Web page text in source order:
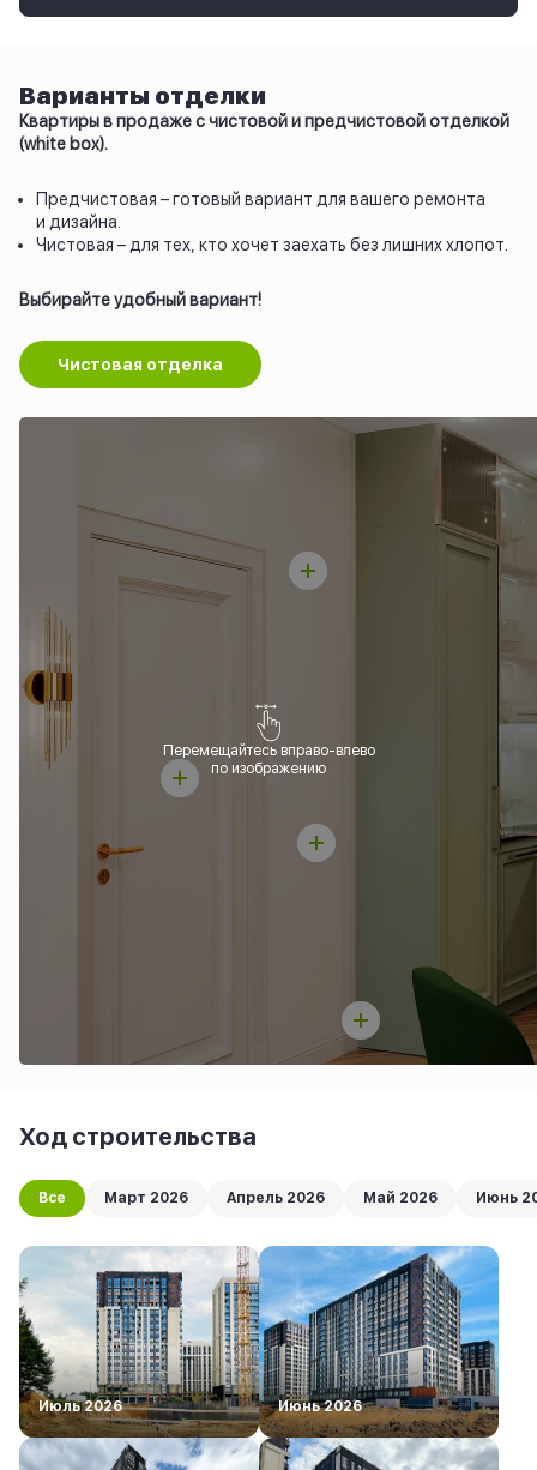
Варианты отделки
Квартиры в продаже с чистовой и предчистовой отделкой
(white box).
Предчистовая – готовый вариант для вашего ремонта
и дизайна.
Чистовая – для тех, кто хочет заехать без лишних хлопот.
Выбирайте удобный вариант!
Чистовая отделка
Перемещайтесь вправо-влево
по изображению
Ход строительства
Все Март 2026 Апрель 2026 Май 2026 Июнь
Июль 2026 Июнь 2026